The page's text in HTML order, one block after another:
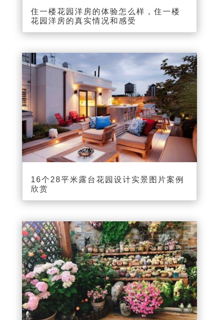
住一楼花园洋房的体验怎么样，住一楼
花园洋房的真实情况和感受
16个28平米露台花园设计实景图片案例
欣赏